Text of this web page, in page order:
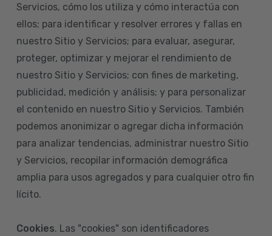
Servicios, cómo los utiliza y cómo interactúa con
ellos; para identificar y resolver errores y fallas en
nuestro Sitio y Servicios; para evaluar, asegurar,
proteger, optimizar y mejorar el rendimiento de
nuestro Sitio y Servicios; con fines de marketing,
publicidad, medición y análisis; y para personalizar
el contenido en nuestro Sitio y Servicios. También
podemos anonimizar o agregar dicha información
para analizar tendencias, administrar nuestro Sitio
y Servicios, recopilar información demográfica
amplia para usos agregados y para cualquier otro fin
lícito.
Cookies. Las "cookies" son identificadores